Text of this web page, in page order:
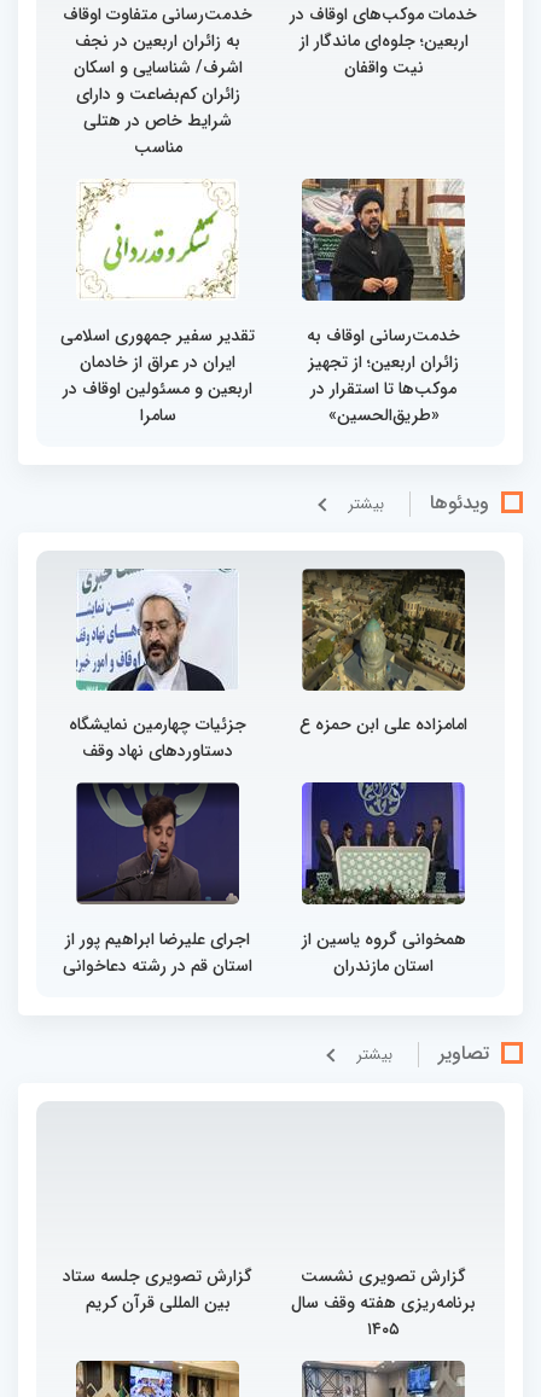
خدمات موکب‌های اوقاف در
اربعین؛ جلوه‌ای ماندگار از
نیت واقفان
خدمت‌رسانی متفاوت اوقاف
به زائران اربعین در نجف
اشرف/ شناسایی و اسکان
زائران کم‌بضاعت و دارای
شرایط خاص در هتلی
مناسب
خدمت‌رسانی اوقاف به
زائران اربعین؛ از تجهیز
موکب‌ها تا استقرار در
«طریق‌الحسین»
تقدیر سفیر جمهوری اسلامی
ایران در عراق از خادمان
اربعین و مسئولین اوقاف در
سامرا
ویدئوها بيشتر
امامزاده علی ابن حمزه ع
جزئیات چهارمین نمایشگاه
دستاوردهای نهاد وقف
همخوانی گروه یاسین از
استان مازندران
اجرای علیرضا ابراهیم پور از
استان قم در رشته دعاخوانی
تصاویر بيشتر
گزارش تصویری نشست
برنامه‌ریزی هفته وقف سال
۱۴۰۵
گزارش تصویری جلسه ستاد
بین المللی قرآن کریم